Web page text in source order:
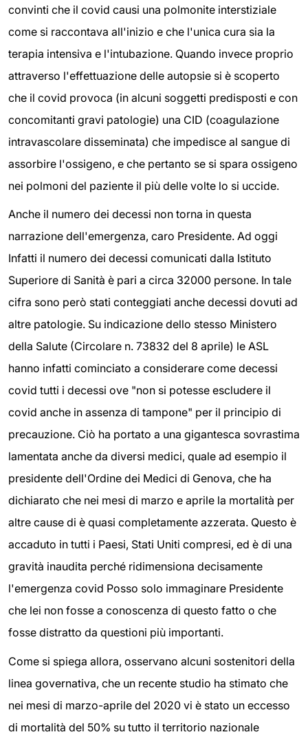
convinti che il covid causi una polmonite interstiziale
come si raccontava all'inizio e che l'unica cura sia la
terapia intensiva e l'intubazione. Quando invece proprio
attraverso l'effettuazione delle autopsie si è scoperto
che il covid provoca (in alcuni soggetti predisposti e con
concomitanti gravi patologie) una CID (coagulazione
intravascolare disseminata) che impedisce al sangue di
assorbire l'ossigeno, e che pertanto se si spara ossigeno
nei polmoni del paziente il più delle volte lo si uccide.
Anche il numero dei decessi non torna in questa
narrazione dell'emergenza, caro Presidente. Ad oggi
Infatti il numero dei decessi comunicati dalla Istituto
Superiore di Sanità è pari a circa 32000 persone. In tale
cifra sono però stati conteggiati anche decessi dovuti ad
altre patologie. Su indicazione dello stesso Ministero
della Salute (Circolare n. 73832 del 8 aprile) le ASL
hanno infatti cominciato a considerare come decessi
covid tutti i decessi ove "non si potesse escludere il
covid anche in assenza di tampone" per il principio di
precauzione. Ciò ha portato a una gigantesca sovrastima
lamentata anche da diversi medici, quale ad esempio il
presidente dell'Ordine dei Medici di Genova, che ha
dichiarato che nei mesi di marzo e aprile la mortalità per
altre cause di è quasi completamente azzerata. Questo è
accaduto in tutti i Paesi, Stati Uniti compresi, ed è di una
gravità inaudita perché ridimensiona decisamente
l'emergenza covid Posso solo immaginare Presidente
che lei non fosse a conoscenza di questo fatto o che
fosse distratto da questioni più importanti.
Come si spiega allora, osservano alcuni sostenitori della
linea governativa, che un recente studio ha stimato che
nei mesi di marzo-aprile del 2020 vi è stato un eccesso
di mortalità del 50% su tutto il territorio nazionale